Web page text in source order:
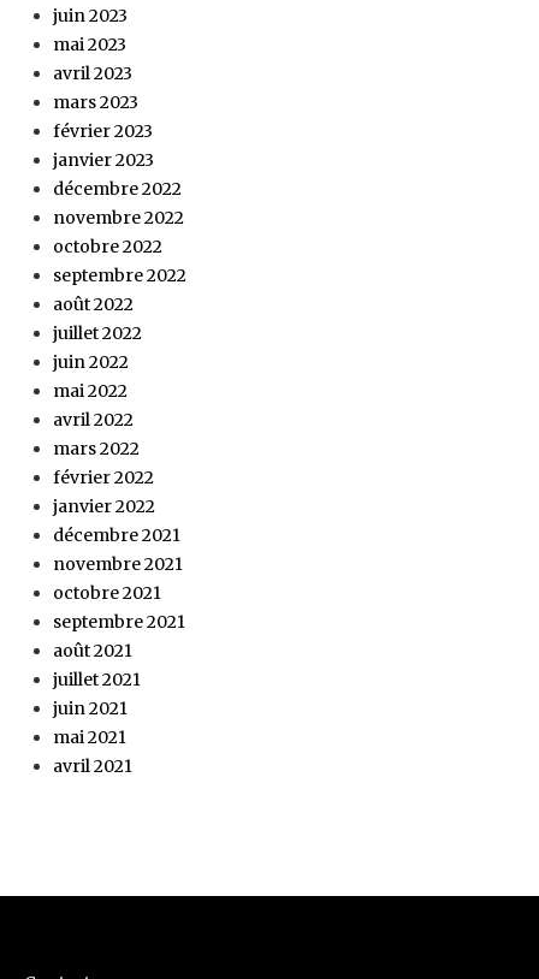
juin 2023
mai 2023
avril 2023
mars 2023
février 2023
janvier 2023
décembre 2022
novembre 2022
octobre 2022
septembre 2022
août 2022
juillet 2022
juin 2022
mai 2022
avril 2022
mars 2022
février 2022
janvier 2022
décembre 2021
novembre 2021
octobre 2021
septembre 2021
août 2021
juillet 2021
juin 2021
mai 2021
avril 2021